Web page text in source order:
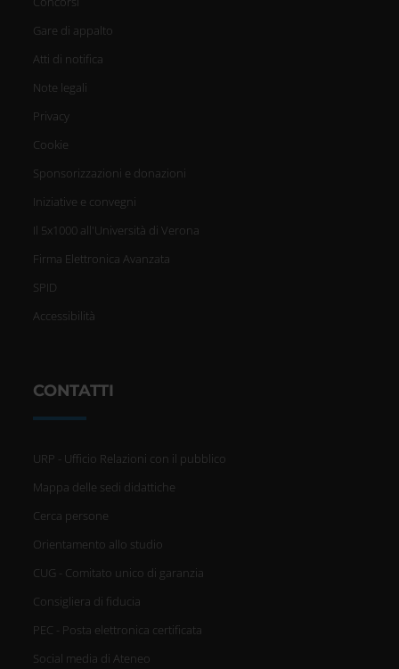
Gare di appalto
Atti di notifica
Note legali
Privacy
Cookie
Sponsorizzazioni e donazioni
Iniziative e convegni
Il 5x1000 all'Università di Verona
Firma Elettronica Avanzata
SPID
Accessibilità
CONTATTI
URP - Ufficio Relazioni con il pubblico
Mappa delle sedi didattiche
Cerca persone
Orientamento allo studio
CUG - Comitato unico di garanzia
Consigliera di fiducia
PEC - Posta elettronica certificata
Social media di Ateneo